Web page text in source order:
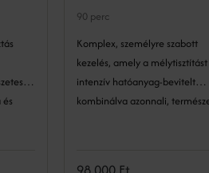
90 perc
Komplex, személyre szabott
kezelés, amely a mélytisztítást
intenzív hatóanyag-bevitelt
kombinálva azonnali,